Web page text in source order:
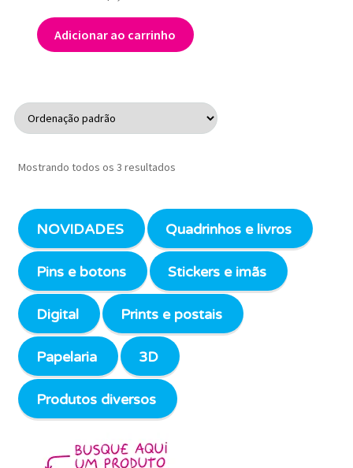
Adicionar ao carrinho
Mostrando todos os 3 resultados
NOVIDADES Quadrinhos e livros
Pins e botons Stickers e imãs
Digital Prints e postais
Papelaria 3D
Produtos diversos